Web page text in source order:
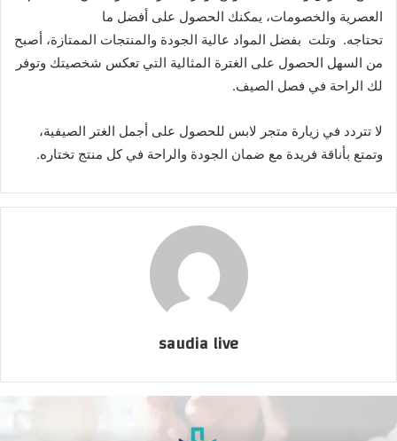
العصرية والخصومات، يمكنك الحصول على أفضل ما
تحتاجه. وتلت بفضل المواد عالية الجودة والمنتجات الممتازة، أصبح
من السهل الحصول على الغترة المثالية التي تعكس شخصيتك وتوفر
لك الراحة في فصل الصيف.
لا تتردد في زيارة متجر لابس للحصول على أجمل الغتر الصيفية،
وتمتع بأناقة فريدة مع ضمان الجودة والراحة في كل منتج تختاره.
saudia live